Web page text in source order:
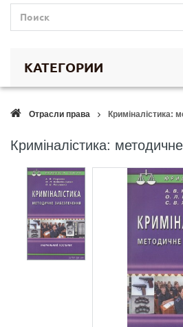
КАТЕГОРИИ
Отрасли права Криміналістика:
Криміналістика: